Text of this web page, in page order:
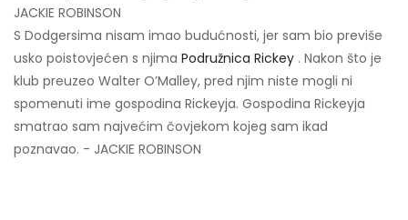
JACKIE ROBINSON
S Dodgersima nisam imao budućnosti, jer sam bio previše
usko poistovjećen s njima Podružnica Rickey . Nakon što je
klub preuzeo Walter O’Malley, pred njim niste mogli ni
spomenuti ime gospodina Rickeyja. Gospodina Rickeyja
smatrao sam najvećim čovjekom kojeg sam ikad
poznavao. - JACKIE ROBINSON